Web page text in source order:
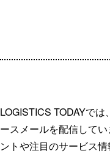
LOGISTICS TODAYで
ースメールを配信して
ントや注目のサービス情